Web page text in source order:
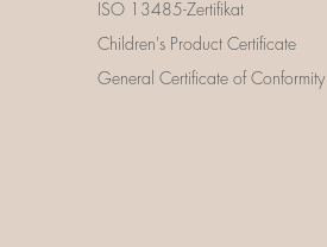
ISO 13485-Zertifikat
Children's Product Certificate
General Certificate of Conformity